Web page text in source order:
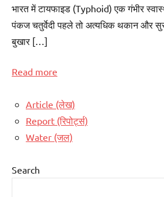
भारत में टायफाइड (Typhoid) एक गंभीर
पंकज चतुर्वेदी पहले तो अत्यधिक थकान और
बुखार […]
Read more
Article (लेख)
Report (रिपोर्ट्स)
Water (जल)
Search